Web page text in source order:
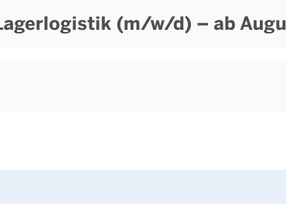
(m/w/d) – ab